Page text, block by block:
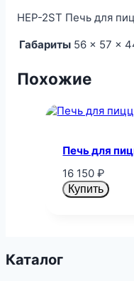
HEP-2ST Печь для
Габариты 56 × 57 ×
Похожие
Печь для
16 150₽
Купить
Каталог